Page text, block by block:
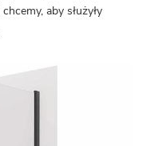
aby służyły